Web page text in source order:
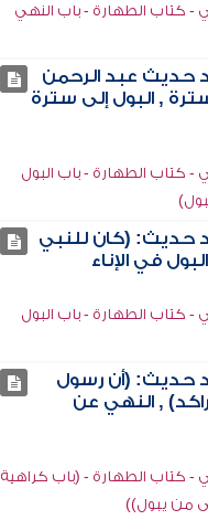
كتاب الطهارة - باب النهي
حديث عبد الرحمن
, البول إلى سترة
الطهارة - باب البول
حديث: (كان للنبي
في الإناء
الطهارة - باب البول
حديث: (أن رسول
, النهي عن
كتاب الطهارة - (باب كراهية
من يبول))